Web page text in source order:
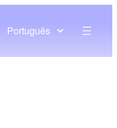
Português